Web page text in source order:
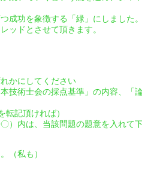
成功を象徴する「緑」にしました。
ッドとさせて頂きます。
かにしてください
技術士会の採点基準」の内容、「
転記頂ければ）
）内は、当該問題の題意を入れて下
（私も）